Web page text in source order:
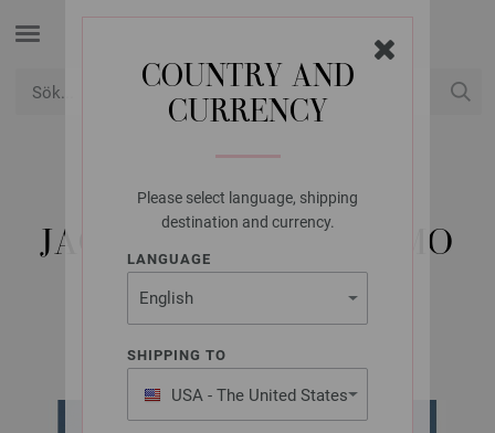
COUNTRY AND
CURRENCY
Please select language, shipping
destination and currency.
LANGUAGE
SHIPPING TO
USA - The United States
of America
LANA GROSSA
JACKE GOMITOLO FUMO
GOMITOLO No. 16 | Modell 14